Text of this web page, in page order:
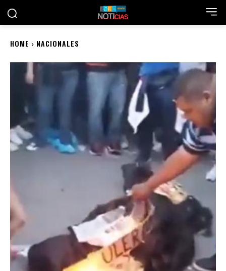
HOME NACIONALES